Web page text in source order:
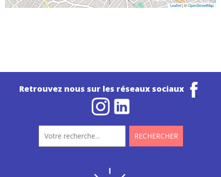
Leaflet| ©OpenStreetMap
Retrouvez nous sur les réseaux sociaux